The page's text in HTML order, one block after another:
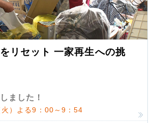
リセット 一家再生への挑
ました！
）よる9：00～9：54